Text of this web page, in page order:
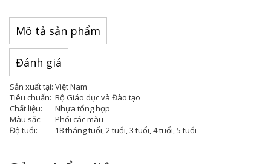
Mô tả sản phẩm
Đánh giá
Sản xuất tại: Việt Nam
Tiêu chuẩn: Bộ Giáo dục và Đào tạo
Chất liệu:
Nhựa tổng hợp
Màu sắc:
Phối các màu
Độ tuổi:
18 tháng tuổi, 2 tuổi, 3 tuổi, 4 tuổi, 5 tuổi